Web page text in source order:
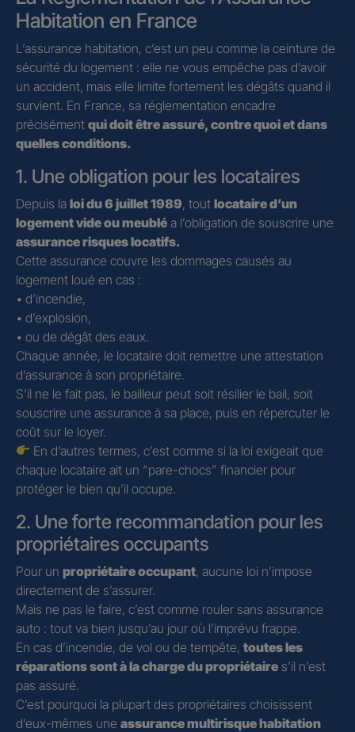
Habitation en France
L’assurance habitation, c’est un peu comme la ceinture de
sécurité du logement : elle ne vous empêche pas d’avoir
un accident, mais elle limite fortement les dégâts quand il
survient. En France, sa réglementation encadre
précisément qui doit être assuré, contre quoi et dans
quelles conditions.
1. Une obligation pour les locataires
Depuis la loi du 6 juillet 1989, tout locataire d’un
logement vide ou meublé a l’obligation de souscrire une
assurance risques locatifs.
Cette assurance couvre les dommages causés au
logement loué en cas :
• d’incendie,
• d’explosion,
• ou de dégât des eaux.
Chaque année, le locataire doit remettre une attestation
d’assurance à son propriétaire.
S’il ne le fait pas, le bailleur peut soit résilier le bail, soit
souscrire une assurance à sa place, puis en répercuter le
coût sur le loyer.
En d’autres termes, c’est comme si la loi exigeait que
chaque locataire ait un “pare-chocs” financier pour
protéger le bien qu’il occupe.
2. Une forte recommandation pour les
propriétaires occupants
Pour un propriétaire occupant, aucune loi n’impose
directement de s’assurer.
Mais ne pas le faire, c’est comme rouler sans assurance
auto : tout va bien jusqu’au jour où l’imprévu frappe.
En cas d’incendie, de vol ou de tempête, toutes les
réparations sont à la charge du propriétaire s’il n’est
pas assuré.
C’est pourquoi la plupart des propriétaires choisissent
d’eux-mêmes une assurance multirisque habitation